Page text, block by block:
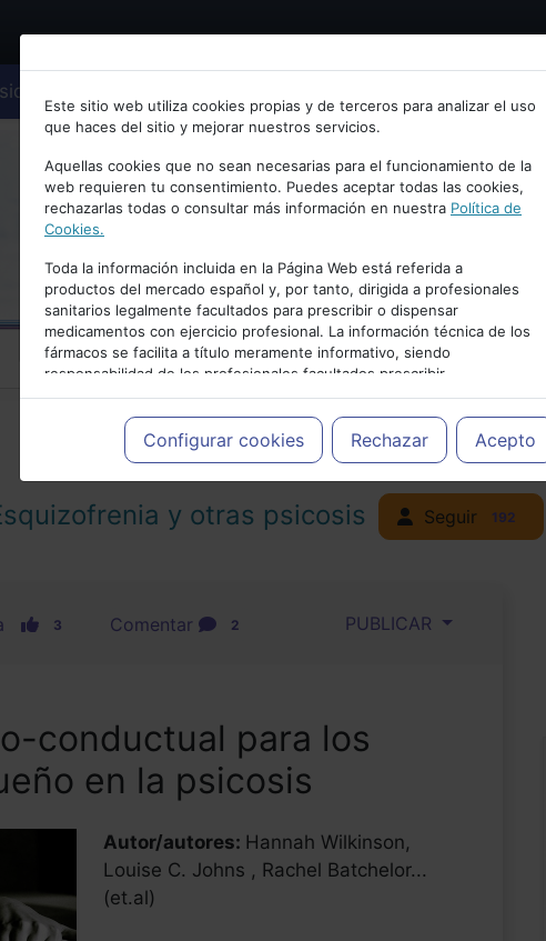
Bienvenid@ a psiquiatria.com
Escribe tu Email
Accede o regístrate con tu email.
Cancelar
Este sitio web utiliza cookies propias y de terceros para analizar el uso
que haces del sitio y mejorar nuestros servicios.
Aquellas cookies que no sean necesarias para el funcionamiento de la
web requieren tu consentimiento. Puedes aceptar todas las cookies,
rechazarlas todas o consultar más información en nuestra Política de
Cookies.
Toda la información incluida en la Página Web está referida a
productos del mercado español y, por tanto, dirigida a profesionales
sanitarios legalmente facultados para prescribir o dispensar
medicamentos con ejercicio profesional. La información técnica de los
fármacos se facilita a título meramente informativo, siendo
responsabilidad de los profesionales facultados prescribir
medicamentos y decidir, en cada caso concreto, el tratamiento más
adecuado a las necesidades del paciente.
Configurar cookies Rechazar Acepto
PUBLICIDAD
y otras psicosis Seguir 192
3 Comentar 2 PUBLICAR
conductual para los
en la psicosis
Autor/autores: Hannah Wilkinson,
Louise C. Johns , Rachel Batchelor...
(et.al)